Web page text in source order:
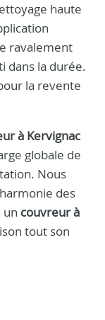
haute
ravalement
dans la durée.
la revente
à Kervignac
globale de
Nous
des
un couvreur à
tout son